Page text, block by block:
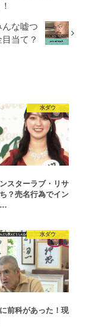
んな嘘つ
当て？
水ダウ
スターラブ・リサ
？売名行為でイン
…
水ダウ
前科があった！現